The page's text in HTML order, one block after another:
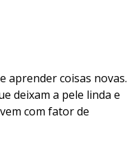
aprender coisas novas.
deixam a pele linda e
com fator de